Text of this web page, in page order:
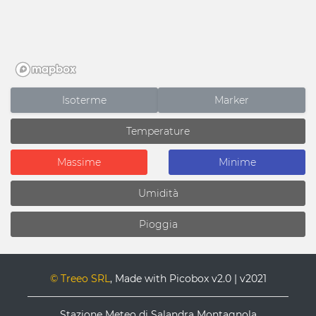
Isoterme Marker
© Treeo SRL, Made with Picobox v2.0 | v2021